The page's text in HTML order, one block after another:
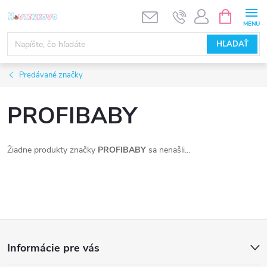
na
obsah
HĽADAŤ
KOŠÍK
Predávané značky
PROFIBABY
Žiadne produkty značky PROFIBABY sa nenašli...
Informácie pre vás